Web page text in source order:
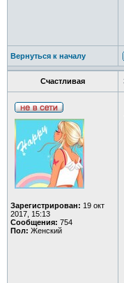
Вернуться к началу
Счастливая
Зарегистрирован: 19 окт
2017, 15:13
Сообщения: 754
Пол: Женский